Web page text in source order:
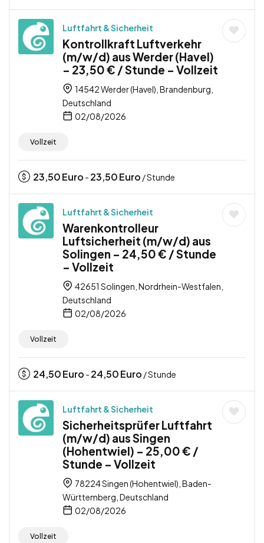
Luftfahrt & Sicherheit
Kontrollkraft Luftverkehr
(m/w/d) aus Werder (Havel)
– 23,50 € / Stunde – Vollzeit
14542 Werder (Havel), Brandenburg,
Deutschland
02/08/2026
Vollzeit
23,50Euro - 23,50Euro / Stunde
Luftfahrt & Sicherheit
Warenkontrolleur
Luftsicherheit (m/w/d) aus
Solingen – 24,50 € / Stunde
– Vollzeit
42651 Solingen, Nordrhein-Westfalen,
Deutschland
02/08/2026
Vollzeit
24,50Euro - 24,50Euro / Stunde
Luftfahrt & Sicherheit
Sicherheitsprüfer Luftfahrt
(m/w/d) aus Singen
(Hohentwiel) – 25,00 € /
Stunde – Vollzeit
78224 Singen (Hohentwiel), Baden-
Württemberg, Deutschland
02/08/2026
Vollzeit